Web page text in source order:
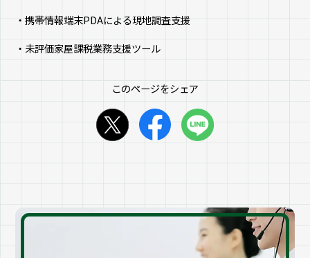
・携帯情報端末PDAによる現地調査支援
・未評価家屋課税業務支援ツール
このページをシェア